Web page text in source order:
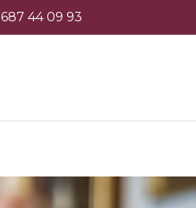
687 44 09 93